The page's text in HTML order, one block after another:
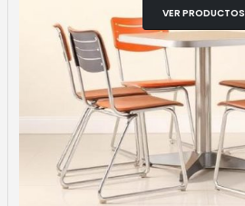
VER PRODUCTOS